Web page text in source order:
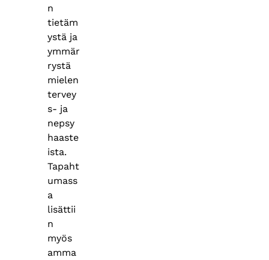
n
tietäm
ystä ja
ymmär
rystä
mielen
tervey
s- ja
nepsy
haaste
ista.
Tapaht
umass
a
lisättii
n
myös
amma